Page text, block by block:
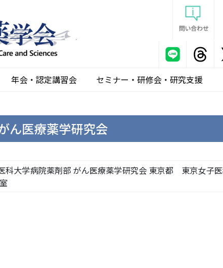
年会・認定講習会 セミナー・研修会・研究支援
ん医療薬学研究会
科大学病院薬剤部 がん医療薬学研究会 東京都 東京女子